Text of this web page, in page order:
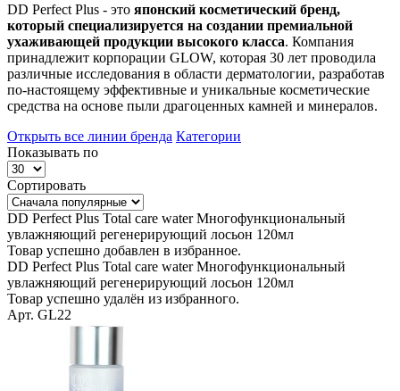
DD Perfect Plus - это японский косметический бренд,
который специализируется на создании премиальной
ухаживающей продукции высокого класса. Компания
принадлежит корпорации GLOW, которая 30 лет проводила
различные исследования в области дерматологии, разработав
по-настоящему эффективные и уникальные косметические
средства на основе пыли драгоценных камней и минералов.
Открыть все линии бренда Категории
Показывать по
Сортировать
DD Perfect Plus Total care water Многофункциональный
увлажняющий регенерирующий лосьон 120мл
Товар успешно добавлен в избранное.
DD Perfect Plus Total care water Многофункциональный
увлажняющий регенерирующий лосьон 120мл
Товар успешно удалён из избранного.
Арт. GL22